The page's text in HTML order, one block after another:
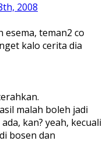
2008
esema, teman2 co
kalo cerita dia
malah boleh jadi
kan? yeah, kecuali
bosen dan